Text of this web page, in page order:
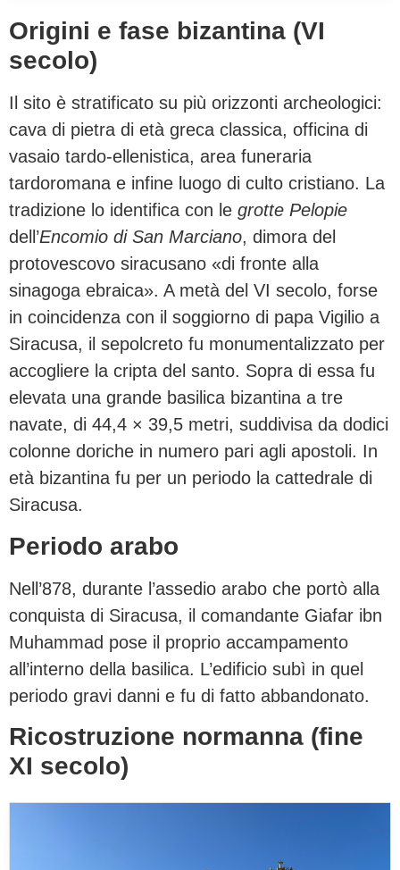
Origini e fase bizantina (VI
secolo)
Il sito è stratificato su più orizzonti archeologici:
cava di pietra di età greca classica, officina di
vasaio tardo-ellenistica, area funeraria
tardoromana e infine luogo di culto cristiano. La
tradizione lo identifica con le grotte Pelopie
dell’Encomio di San Marciano, dimora del
protovescovo siracusano «di fronte alla
sinagoga ebraica». A metà del VI secolo, forse
in coincidenza con il soggiorno di papa Vigilio a
Siracusa, il sepolcreto fu monumentalizzato per
accogliere la cripta del santo. Sopra di essa fu
elevata una grande basilica bizantina a tre
navate, di 44,4 × 39,5 metri, suddivisa da dodici
colonne doriche in numero pari agli apostoli. In
età bizantina fu per un periodo la cattedrale di
Siracusa.
Periodo arabo
Nell’878, durante l’assedio arabo che portò alla
conquista di Siracusa, il comandante Giafar ibn
Muhammad pose il proprio accampamento
all’interno della basilica. L’edificio subì in quel
periodo gravi danni e fu di fatto abbandonato.
Ricostruzione normanna (fine
XI secolo)